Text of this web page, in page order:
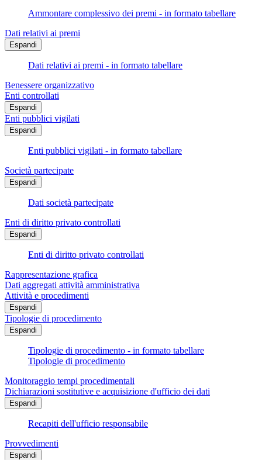
Ammontare complessivo dei premi - in formato tabellare
Dati relativi ai premi
Espandi
Dati relativi ai premi - in formato tabellare
Benessere organizzativo
Enti controllati
Espandi
Enti pubblici vigilati
Espandi
Enti pubblici vigilati - in formato tabellare
Società partecipate
Espandi
Dati società partecipate
Enti di diritto privato controllati
Espandi
Enti di diritto privato controllati
Rappresentazione grafica
Dati aggregati attività amministrativa
Attività e procedimenti
Espandi
Tipologie di procedimento
Espandi
Tipologie di procedimento - in formato tabellare
Tipologie di procedimento
Monitoraggio tempi procedimentali
Dichiarazioni sostitutive e acquisizione d'ufficio dei dati
Espandi
Recapiti dell'ufficio responsabile
Provvedimenti
Espandi